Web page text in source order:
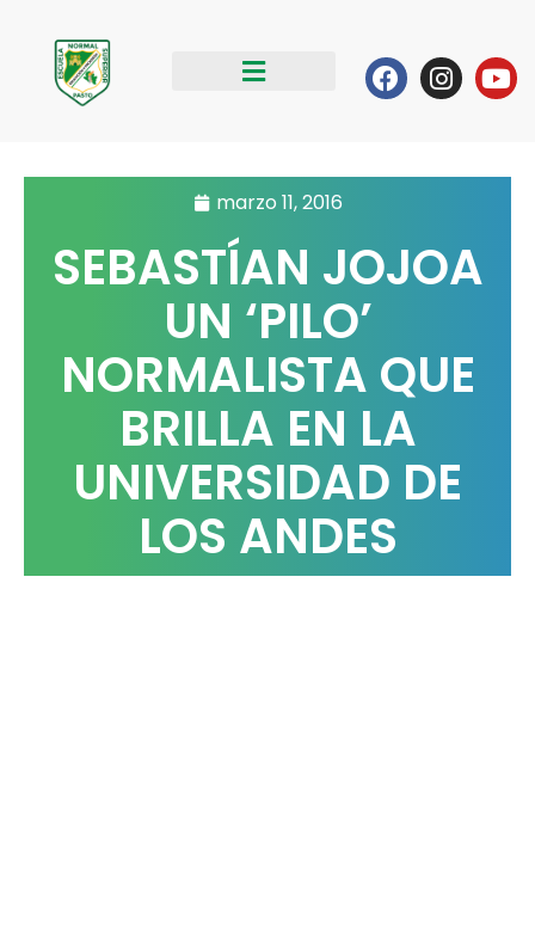
contenido
Facebook
marzo 11, 2016
SEBASTÍAN JOJOA
UN ‘PILO’
NORMALISTA QUE
BRILLA EN LA
UNIVERSIDAD DE
LOS ANDES